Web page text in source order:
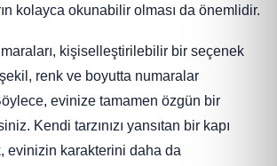
kolayca okunabilir olması da önemlidir.
kişiselleştirilebilir bir seçenek
renk ve boyutta numaralar
evinize tamamen özgün bir
Kendi tarzınızı yansıtan bir kapı
evinizin karakterini daha da